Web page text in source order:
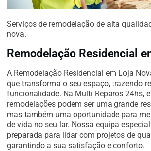
Serviços de remodelação de alta
nova.
Remodelação Residencial
A Remodelação Residencial em Loja
que transforma o seu espaço, trazendo
funcionalidade. Na Multi Reparos 24hs,
remodelações podem ser uma grande
mas também uma oportunidade para
de vida no seu lar. Nossa equipa
preparada para lidar com projetos de
garantindo a sua satisfação e conforto.